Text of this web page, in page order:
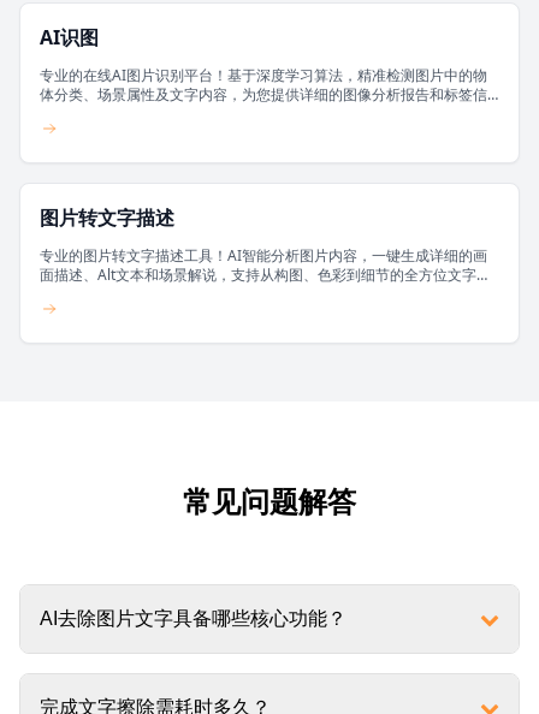
AI识图
专业的在线AI图片识别平台！基于深度学习算法，精准检测图片中的物
体分类、场景属性及文字内容，为您提供详细的图像分析报告和标签信
图片转文字描述
专业的图片转文字描述工具！AI智能分析图片内容，一键生成详细的画
面描述、Alt文本和场景解说，支持从构图、色彩到细节的全方位文字解
常见问题解答
AI去除图片文字具备哪些核心功能？
完成文字擦除需耗时多久？